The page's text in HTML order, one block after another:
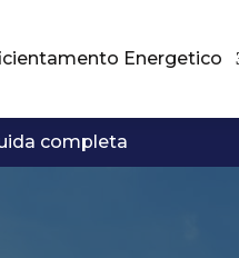
Energetico
completa